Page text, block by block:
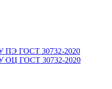
ПЭ ГОСТ 30732-2020
ОЦ ГОСТ 30732-2020